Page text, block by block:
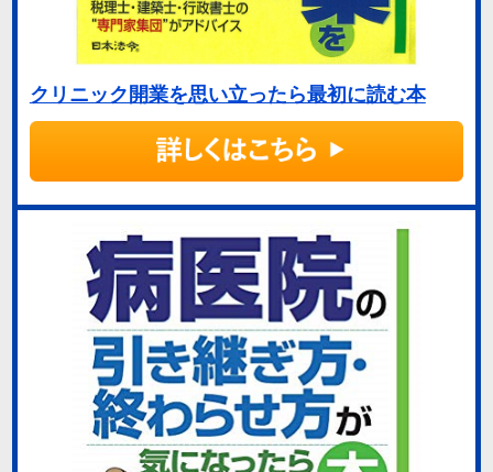
クリニック開業を思い立ったら最初に読む本